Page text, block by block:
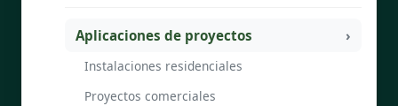
Aplicaciones de proyectos
Instalaciones residenciales
Proyectos comerciales